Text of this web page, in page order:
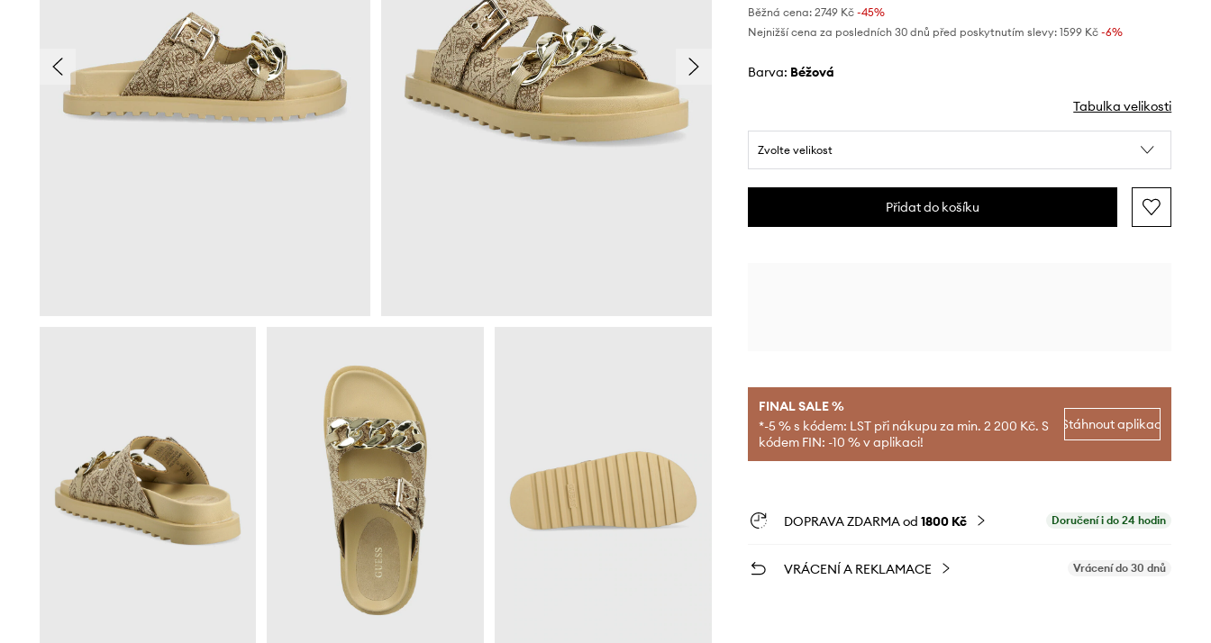
Běžná cena: 2749 Kč-45%
Nejnižší cena za posledních 30 dnů před poskytnutím slevy: 1599 Kč -6%
Barva: béžová
Tabulka velikosti
Zvolte velikost
Přidat do košíku
FINAL SALE %
*-5 % s kódem: LST při nákupu za min. 2 200 Kč. S
kódem FIN: -10 % v aplikaci!
Stáhnout aplikaci
DOPRAVA ZDARMA od 1800 Kč Doručení i do 24 hodin
VRÁCENÍ A REKLAMACE Vrácení do 30 dnů